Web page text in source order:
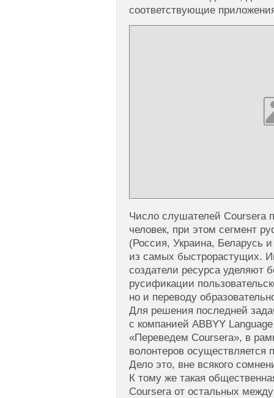
соответствующие
Число слушателей Coursera
человек, при этом сегмент
(Россия, Украина, Беларусь
из самых быстрорастущих.
создатели ресурса уделяют
русификации
но и переводу
Для решения последней
с компанией ABBYY
«Переведем Coursera», в
волонтеров осуществляется
Дело это, вне всякого
К тому же такая
Coursera от остальных